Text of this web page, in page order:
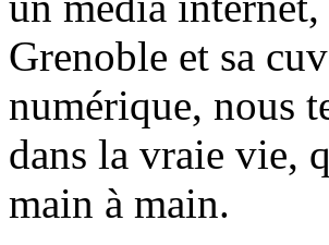
Grenoble et sa
numérique, nous
dans la vraie vie,
main à main.